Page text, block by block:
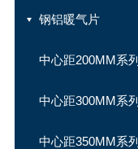
钢铝暖气片
中心距200MM系列
中心距300MM系列
中心距350MM系列